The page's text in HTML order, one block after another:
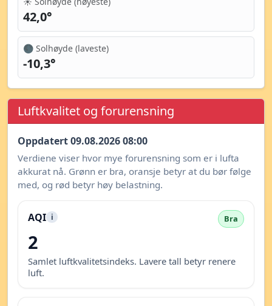
42,0°
🌑 Solhøyde (laveste)
-10,3°
Luftkvalitet og forurensning
Oppdatert 09.08.2026 08:00
Verdiene viser hvor mye forurensning som er i lufta
akkurat nå. Grønn er bra, oransje betyr at du bør følge
med, og rød betyr høy belastning.
AQI i Bra
2
Samlet luftkvalitetsindeks. Lavere tall betyr renere
luft.